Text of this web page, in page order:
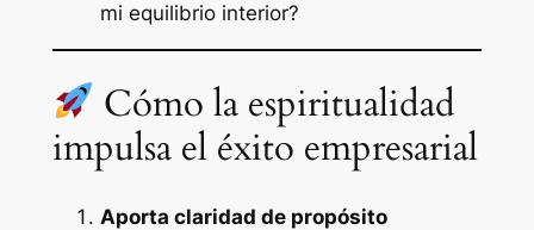
mi equilibrio interior?
Cómo la espiritualidad
impulsa el éxito empresarial
Aporta claridad de propósito